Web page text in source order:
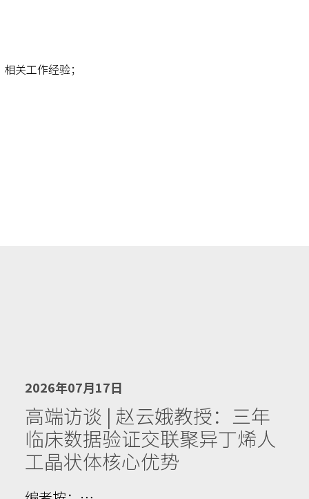
关工作经验；
2026年07月17日
高端访谈 | 赵云娥教授：三年
临床数据验证交联聚异丁烯人
工晶状体核心优势